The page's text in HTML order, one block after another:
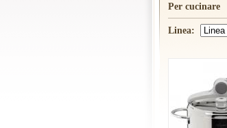
Per cucinare
Linea: